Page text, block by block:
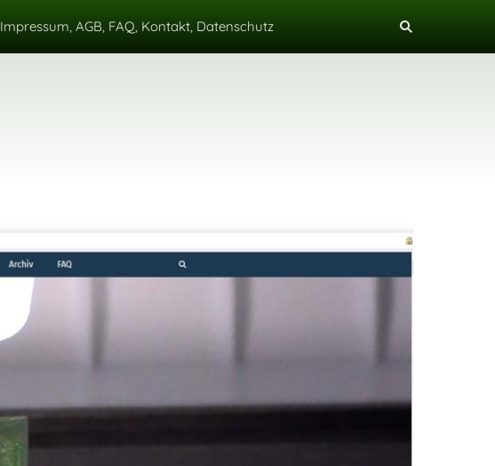
Impressum, AGB, FAQ, Kontakt, Datenschutz